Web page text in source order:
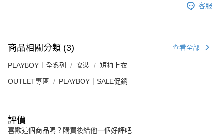
客服
商品相關分類 (3) 查看全部
PLAYBOY｜全系列 女裝 短袖上衣
OUTLET專區 PLAYBOY｜SALE促銷
評價
喜歡這個商品嗎？購買後給他一個好評吧